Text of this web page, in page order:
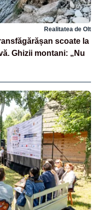
Realitatea de Olt
scoate la
Ghizii montani: „Nu